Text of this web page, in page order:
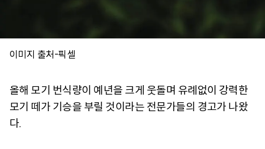
이미지 출처-픽셀
올해 모기 번식량이 예년을 크게 웃돌며 유례없이 강력한
모기 떼가 기승을 부릴 것이라는 전문가들의 경고가 나왔
다.